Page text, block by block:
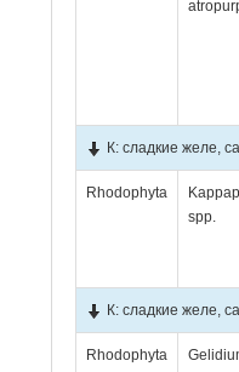
К: сладкие желе,
Rhodophyta
spp.
К: сладкие желе,
Rhodophyta